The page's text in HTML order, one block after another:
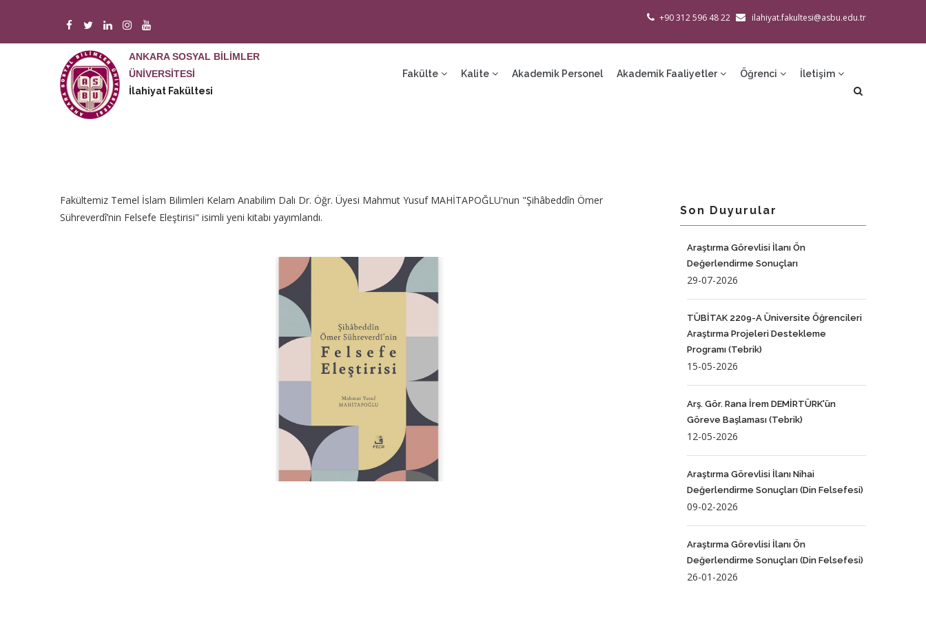
atla
+90 312 596 48 22 ilahiyat.fakultesi@asbu.edu.tr
ANKARA SOSYAL BİLİMLER
ÜNİVERSİTESİ
İlahiyat Fakültesi
Fakülte Kalite Akademik Personel Akademik Faaliyetler Öğrenci İletişim
Fakültemiz Temel İslam Bilimleri Kelam Anabilim Dalı Dr. Öğr. Üyesi Mahmut Yusuf MAHİTAPOĞLU'nun "Şihâbeddîn Ömer
Sühreverdî’nin Felsefe Eleştirisi" isimli yeni kitabı yayımlandı.
Son Duyurular
Araştırma Görevlisi İlanı Ön
Değerlendirme Sonuçları
29-07-2026
TÜBİTAK 2209-A Üniversite Öğrencileri
Araştırma Projeleri Destekleme
Programı (Tebrik)
15-05-2026
Arş. Gör. Rana İrem DEMİRTÜRK'ün
Göreve Başlaması (Tebrik)
12-05-2026
Araştırma Görevlisi İlanı Nihai
Değerlendirme Sonuçları (Din Felsefesi)
09-02-2026
Araştırma Görevlisi İlanı Ön
Değerlendirme Sonuçları (Din Felsefesi)
26-01-2026